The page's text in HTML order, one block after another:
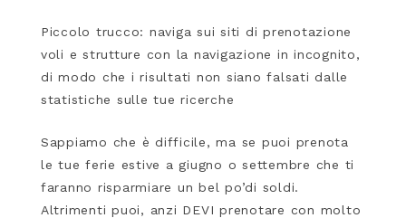
Piccolo trucco: naviga sui siti di prenotazione
voli e strutture con la navigazione in incognito,
di modo che i risultati non siano falsati dalle
statistiche sulle tue ricerche
Sappiamo che è difficile, ma se puoi prenota
le tue ferie estive a giugno o settembre che ti
faranno risparmiare un bel po’di soldi.
Altrimenti puoi, anzi DEVI prenotare con molto